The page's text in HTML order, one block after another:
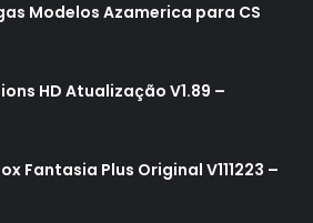
Modelos Azamerica para CS
HD Atualização V1.89 –
Fantasia Plus Original V111223 –